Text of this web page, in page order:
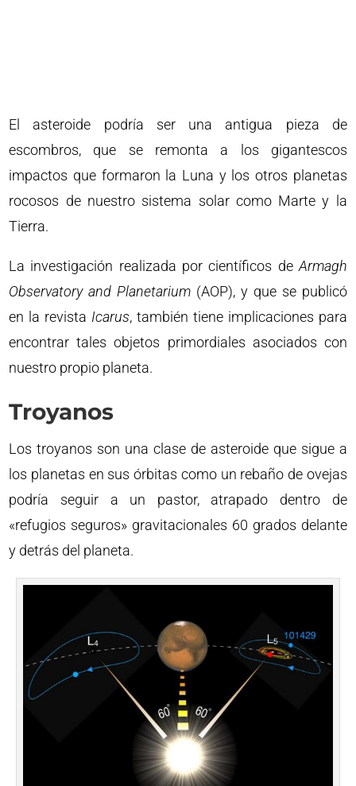
El asteroide podría ser una antigua pieza de
escombros, que se remonta a los gigantescos
impactos que formaron la Luna y los otros planetas
rocosos de nuestro sistema solar como Marte y la
Tierra.
La investigación realizada por científicos de Armagh
Observatory and Planetarium (AOP), y que se publicó
en la revista Icarus, también tiene implicaciones para
encontrar tales objetos primordiales asociados con
nuestro propio planeta.
Troyanos
Los troyanos son una clase de asteroide que sigue a
los planetas en sus órbitas como un rebaño de ovejas
podría seguir a un pastor, atrapado dentro de
«refugios seguros» gravitacionales 60 grados delante
y detrás del planeta.